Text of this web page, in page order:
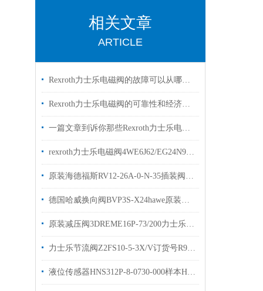
相关文章
ARTICLE
Rexroth力士乐电磁阀的故障可以从哪里进行排查
Rexroth力士乐电磁阀的可靠性和经济性解读
一篇文章到诉你那些Rexroth力士乐电磁阀常见的符号的是什么意思
rexroth力士乐电磁阀4WE6J62/EG24N9K4两位三通阀
原装海德福斯RV12-26A-0-N-35插装阀现货出售
德国哈威换向阀BVP3S-X24hawe原装出售bvp系列
原装减压阀3DREME16P-73/200力士乐比例阀有现货出售
力士乐节流阀Z2FS10-5-3X/V订货号R900517812现货
液位传感器HNS312P-8-0730-000样本HYDAC原装出售